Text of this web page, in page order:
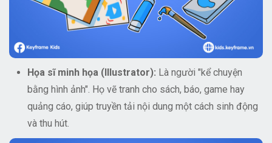
Họa sĩ minh họa (Illustrator): Là người "kể chuyện
bằng hình ảnh". Họ vẽ tranh cho sách, báo, game hay
quảng cáo, giúp truyền tải nội dung một cách sinh động
và thu hút.